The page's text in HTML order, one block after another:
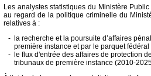
Les analystes statistiques du Ministère
au regard de la politique criminelle du
relatives à :
la recherche et la poursuite d’affaires
première instance et par le parquet
le flux d'entrée des affaires de protection
tribunaux de première instance (2010-